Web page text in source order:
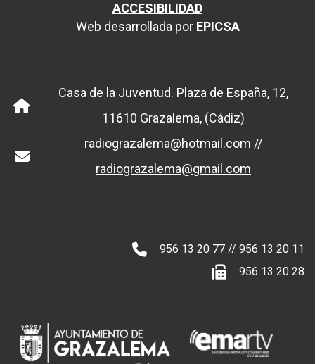
ACCESIBILIDAD
Web desarrollada por EPICSA
Casa de la Juventud. Plaza de España, 12,
11610 Grazalema, (Cádiz)
radiograzalema@hotmail.com //
radiograzalema@gmail.com
956 13 20 77 // 956 13 20 11
956 13 20 28